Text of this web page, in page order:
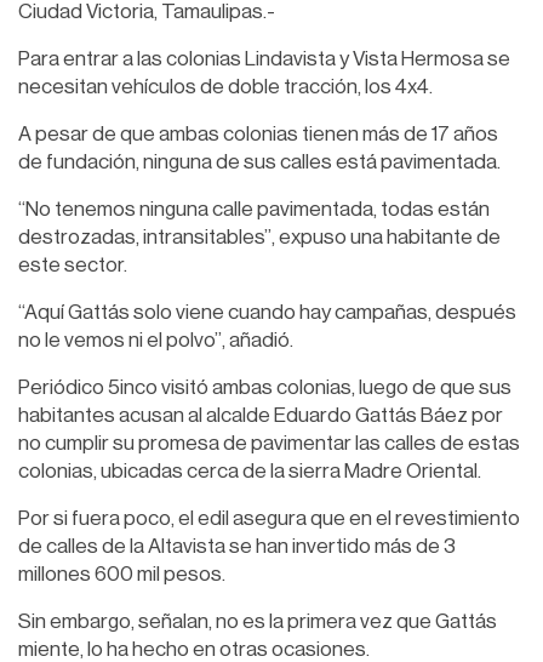
Ciudad Victoria, Tamaulipas.-
Para entrar a las colonias Lindavista y Vista Hermosa se
necesitan vehículos de doble tracción, los 4x4.
A pesar de que ambas colonias tienen más de 17 años
de fundación, ninguna de sus calles está pavimentada.
“No tenemos ninguna calle pavimentada, todas están
destrozadas, intransitables”, expuso una habitante de
este sector.
“Aquí Gattás solo viene cuando hay campañas, después
no le vemos ni el polvo”, añadió.
Periódico 5inco visitó ambas colonias, luego de que sus
habitantes acusan al alcalde Eduardo Gattás Báez por
no cumplir su promesa de pavimentar las calles de estas
colonias, ubicadas cerca de la sierra Madre Oriental.
Por si fuera poco, el edil asegura que en el revestimiento
de calles de la Altavista se han invertido más de 3
millones 600 mil pesos.
Sin embargo, señalan, no es la primera vez que Gattás
miente, lo ha hecho en otras ocasiones.